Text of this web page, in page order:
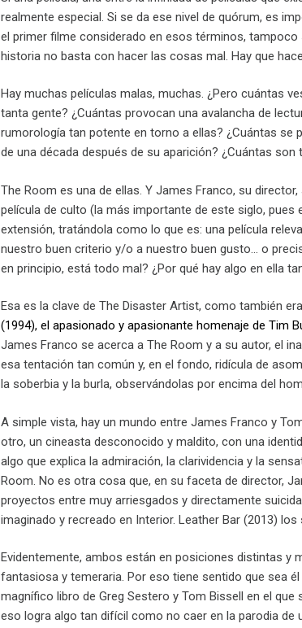
realmente especial. Si se da ese nivel de quórum, es
el primer filme considerado en esos términos,
historia no basta con hacer las cosas mal. Hay que
Hay muchas películas malas, muchas. ¿Pero cuántas
tanta gente? ¿Cuántas provocan una avalancha de
rumorología tan potente en torno a ellas? ¿Cuántas se
de una década después de su aparición? ¿Cuántas
The Room es una de ellas. Y James Franco, su
película de culto (la más importante de este siglo, pues
extensión, tratándola como lo que es: una película
nuestro buen criterio y/o a nuestro buen gusto… o
en principio, está todo mal? ¿Por qué hay algo en ella
Esa es la clave de The Disaster Artist, como también
(1994), el apasionado y apasionante homenaje de Tim
James Franco se acerca a The Room y a su autor, el
esa tentación tan común y, en el fondo, ridícula de
la soberbia y la burla, observándolas por encima del
A simple vista, hay un mundo entre James Franco y
otro, un cineasta desconocido y maldito, con una
algo que explica la admiración, la clarividencia y la
Room. No es otra cosa que, en su faceta de director,
proyectos entre muy arriesgados y directamente
imaginado y recreado en Interior. Leather Bar (2013)
Evidentemente, ambos están en posiciones distintas y
fantasiosa y temeraria. Por eso tiene sentido que sea
magnífico libro de Greg Sestero y Tom Bissell en el
eso logra algo tan difícil como no caer en la parodia de